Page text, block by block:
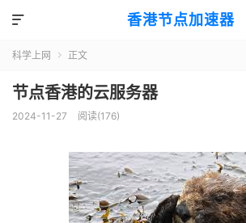
香港节点加速器

科学上网  正文
节点香港的云服务器
2024-11-27 阅读(176)